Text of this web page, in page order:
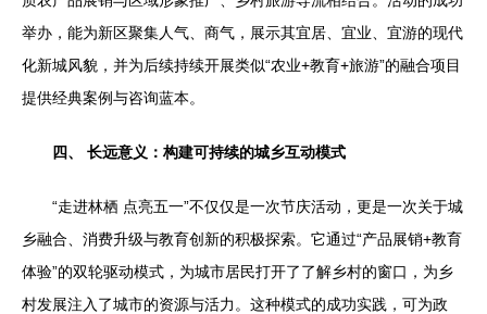
举办，能为新区聚集人气、商气，展示其宜居、宜业、宜游的现代
化新城风貌，并为后续持续开展类似“农业+教育+旅游”的融合项目
提供经典案例与咨询蓝本。
四、 长远意义：构建可持续的城乡互动模式
“走进林栖 点亮五一”不仅仅是一次节庆活动，更是一次关于城
乡融合、消费升级与教育创新的积极探索。它通过“产品展销+教育
体验”的双轮驱动模式，为城市居民打开了了解乡村的窗口，为乡
村发展注入了城市的资源与活力。这种模式的成功实践，可为政